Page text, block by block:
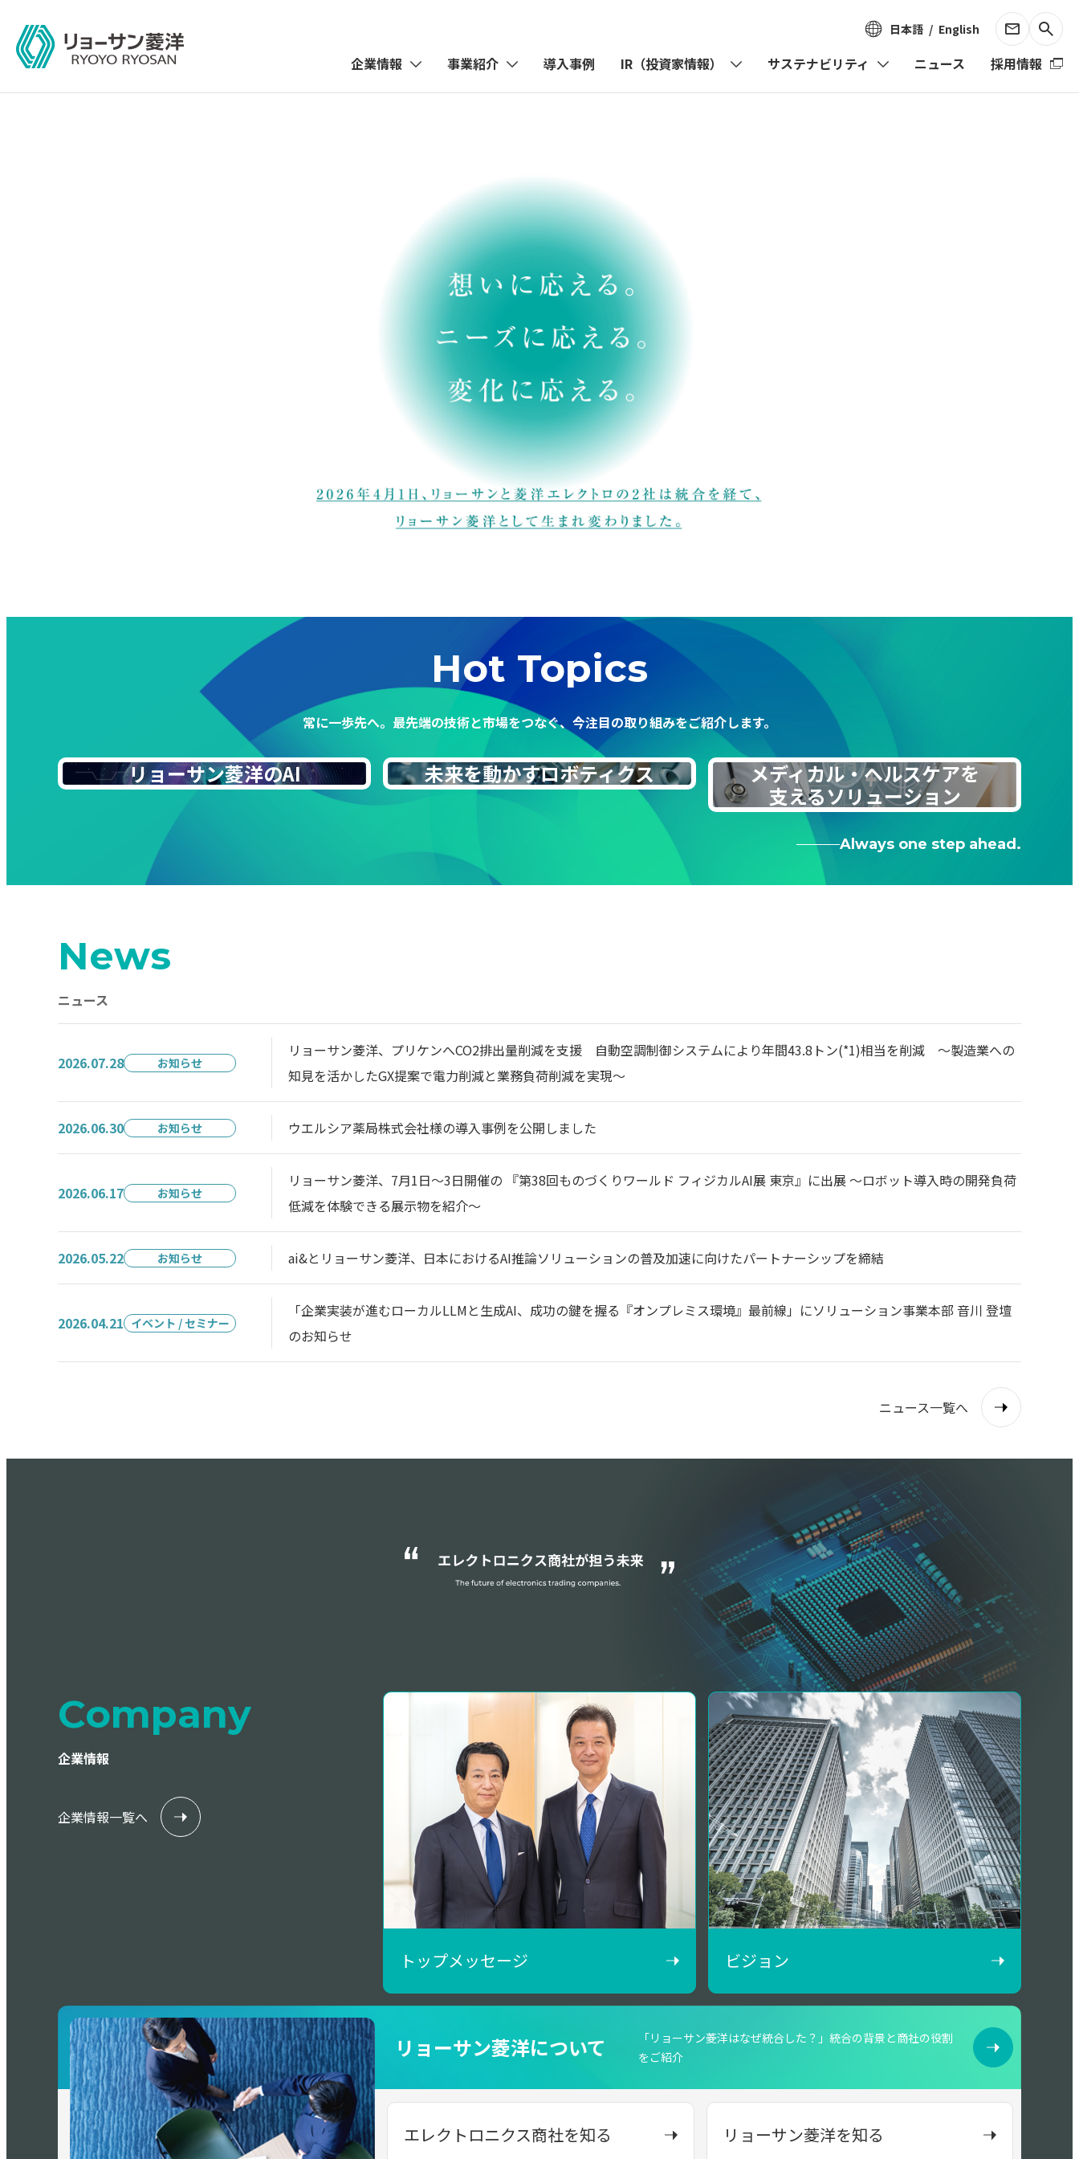
日本語 English
企業情報 事業紹介 導入事例 IR（投資家情報） サステナビリティ ニュース 採用情報
Hot Topics
常に一歩先へ。最先端の技術と市場をつなぐ、今注目の取り組みをご紹介します。
リョーサン菱洋のAI 未来を動かすロボティクス
メディカル・ヘルスケアを
支えるソリューション
Always one step ahead.
News
ニュース
2026.07.28 お知らせ
リョーサン菱洋、プリケンへCO2排出量削減を支援 自動空調制御システムにより年間43.8トン(*1)相当を削減 ～製造業への
知見を活かしたGX提案で電力削減と業務負荷削減を実現～
2026.06.30 お知らせ ウエルシア薬局株式会社様の導入事例を公開しました
2026.06.17 お知らせ
リョーサン菱洋、7月1日～3日開催の 『第38回ものづくりワールド フィジカルAI展 東京』に出展 ～ロボット導入時の開発負荷
低減を体験できる展示物を紹介～
2026.05.22 お知らせ ai&とリョーサン菱洋、日本におけるAI推論ソリューションの普及加速に向けたパートナーシップを締結
2026.04.21 イベント / セミナー
「企業実装が進むローカルLLMと生成AI、成功の鍵を握る『オンプレミス環境』最前線」にソリューション事業本部 音川 登壇
のお知らせ
ニュース一覧へ
Company
企業情報
トップメッセージ ビジョン
企業情報一覧へ
リョーサン菱洋について
「リョーサン菱洋はなぜ統合した？」統合の背景と商社の役割
をご紹介
エレクトロニクス商社を知る リョーサン菱洋を知る